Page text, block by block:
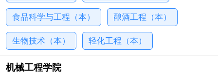
食品科学与工程（本） 酿酒工程（本）
生物技术（本） 轻化工程（本）
机械工程学院